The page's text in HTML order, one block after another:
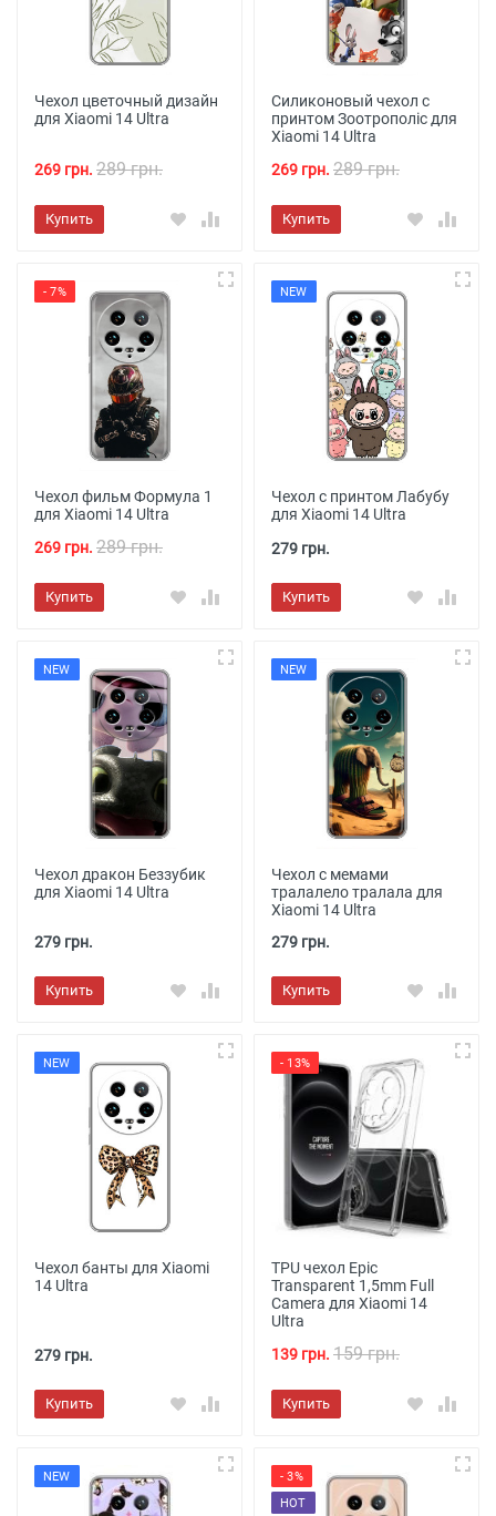
Чехол цветочный дизайн
для Xiaomi 14 Ultra
269 грн. 289 грн.
Купить
Силиконовый чехол с
принтом Зоотрополіс для
Xiaomi 14 Ultra
269 грн. 289 грн.
Купить
- 7%
Чехол фильм Формула 1
для Xiaomi 14 Ultra
269 грн. 289 грн.
Купить
NEW
Чехол с принтом Лабубу
для Xiaomi 14 Ultra
279 грн.
Купить
NEW
Чехол дракон Беззубик
для Xiaomi 14 Ultra
279 грн.
Купить
NEW
Чехол с мемами
тралалело тралала для
Xiaomi 14 Ultra
279 грн.
Купить
NEW
Чехол банты для Xiaomi
14 Ultra
279 грн.
Купить
- 13%
TPU чехол Epic
Transparent 1,5mm Full
Camera для Xiaomi 14
Ultra
139 грн. 159 грн.
Купить
NEW
- 3%
HOT